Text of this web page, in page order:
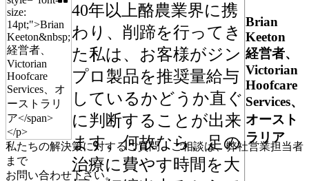
40年以上酪農業界に携
わり、削蹄を行ってき
た私は、お客様がジン
プロ製品を推奨量給与
しているかどうか直ぐ
に判断することが出来
ます、何故なら、足の
治療に費やす時間を大
Brian
Keeton
経営者、
Victorian
Hoofcare
Services、
オースト
ラリア
私たちの解決策に対するご質問、ご相談は、弊社営業担当者
まで
お問い合わせ下さい。